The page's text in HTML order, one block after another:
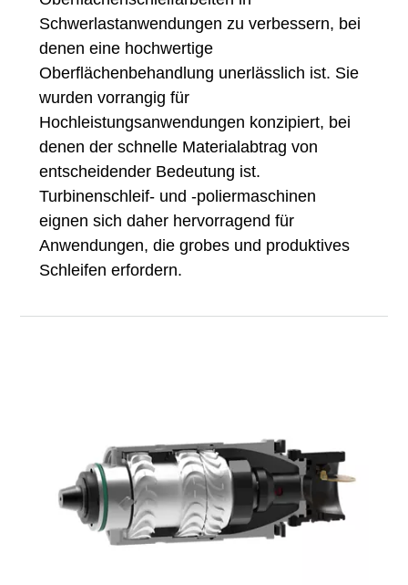
Schwerlastanwendungen zu verbessern, bei
denen eine hochwertige
Oberflächenbehandlung unerlässlich ist. Sie
wurden vorrangig für
Hochleistungsanwendungen konzipiert, bei
denen der schnelle Materialabtrag von
entscheidender Bedeutung ist.
Turbinenschleif- und -poliermaschinen
eignen sich daher hervorragend für
Anwendungen, die grobes und produktives
Schleifen erfordern.